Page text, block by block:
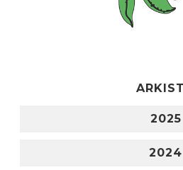
2025
2024